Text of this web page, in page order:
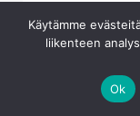
Käytämme
liikenteen
Ok